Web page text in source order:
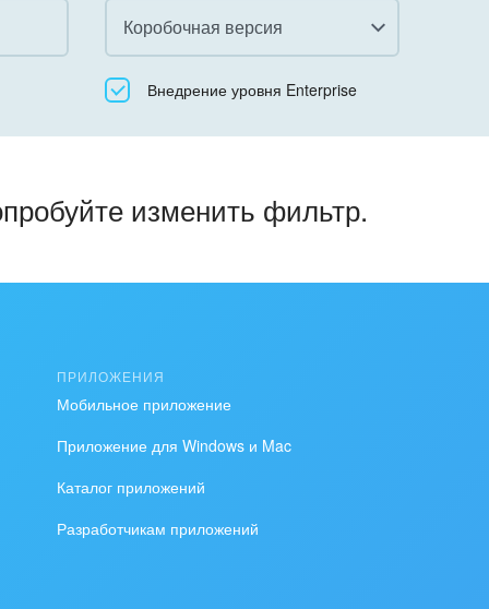
Коробочная версия
ВсеВнедрение уровня Enterprise
изменить фильтр.
ПРИЛОЖЕНИЯ
Мобильное приложение
Приложение для Windows и Mac
Каталог приложений
Разработчикам приложений